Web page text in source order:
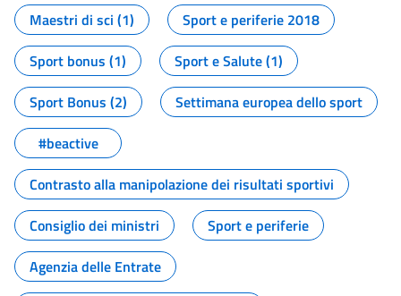
Maestri di sci (1)
Sport e periferie 2018
Sport bonus (1)
Sport e Salute (1)
Sport Bonus (2)
Settimana europea dello sport
#beactive
Contrasto alla manipolazione dei risultati sportivi
Consiglio dei ministri
Sport e periferie
Agenzia delle Entrate